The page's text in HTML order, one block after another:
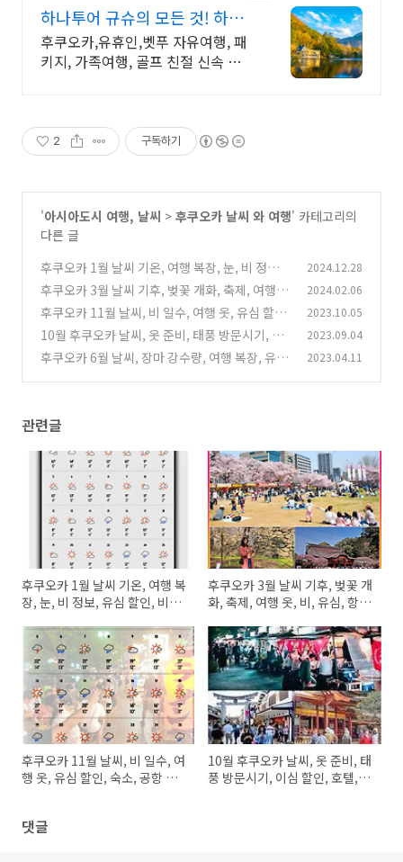
하나투어 규슈의 모든 것! 하나
투어 공식예약 인증센터
후쿠오카,유휴인,벳푸 자유여행, 패
키지, 가족여행, 골프 친절 신속 상
2 구독하기
'아시아도시 여행, 날씨 > 후쿠오카 날씨 와 여행' 카테고리의
다른 글
후쿠오카 1월 날씨 기온, 여행 복장, 눈, 비 정보,
유심 할인, 비행기 티켓, 숙소 가격
(8)
2024.12.28
후쿠오카 3월 날씨 기후, 벚꽃 개화, 축제, 여행
옷, 비, 유심, 항공권, 호텔 가격
(8)
2024.02.06
후쿠오카 11월 날씨, 비 일수, 여행 옷, 유심 할인,
숙소, 공항 교통 정보
(4)
2023.10.05
10월 후쿠오카 날씨, 옷 준비, 태풍 방문시기, 이
심 할인, 호텔, 비행기 표값
(0)
2023.09.04
후쿠오카 6월 날씨, 장마 강수량, 여행 복장, 유
2023.04.11
관련글
후쿠오카 1월 날씨 기온, 여행 복
장, 눈, 비 정보, 유심 할인, 비행
후쿠오카 3월 날씨 기후, 벚꽃 개
화, 축제, 여행 옷, 비, 유심, 항공
후쿠오카 11월 날씨, 비 일수, 여
행 옷, 유심 할인, 숙소, 공항 교
10월 후쿠오카 날씨, 옷 준비, 태
풍 방문시기, 이심 할인, 호텔, 비
댓글